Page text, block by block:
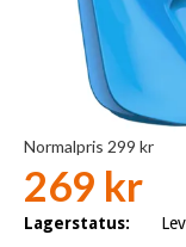
Normalpris 299 kr
269 kr
Lagerstatus: